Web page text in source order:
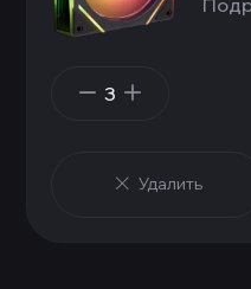
3
Удалить